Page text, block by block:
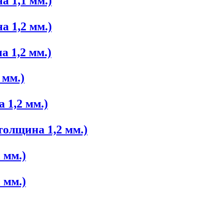
1,2 мм.)
1,2 мм.)
мм.)
1,2 мм.)
1,2 мм.)
мм.)
мм.)